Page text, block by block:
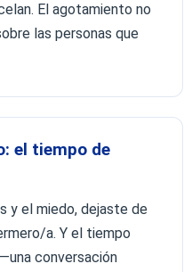
El agotamiento no
las personas que
el tiempo de
y el miedo, dejaste de
a. Y el tiempo
conversación